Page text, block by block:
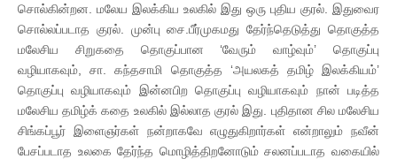
சொல்கின்றன. மலேய இலக்கிய உலகில் இது ஒரு புதிய குரல். இதுவைர
சொல்லப்படாத குரல். முன்பு சை.பீர்முகமது தேர்ந்தெடுத்து தொகுத்த
மலேசிய சிறுகதை தொகுப்பான ‘வேரும் வாழ்வும்’ தொகுப்பு
வழியாகவும், சா. கந்தசாமி தொகுத்த ‘அயலகத் தமிழ் இலக்கியம்’
தொகுப்பு வழியாகவும் இன்னபிற தொகுப்பு வழியாகவும் நான் படித்த
மலேசிய தமிழ்க் கதை உலகில் இல்லாத குரல் இது. புதிதான சில மலேசிய
சிங்கப்பூர் இளைஞர்கள் நன்றாகவே எழுதுகிறார்கள் என்றாலும் நவீன்
பேசப்படாத உலகை தேர்ந்த மொழித்திறனோடும் சலனப்படாத வகையில்